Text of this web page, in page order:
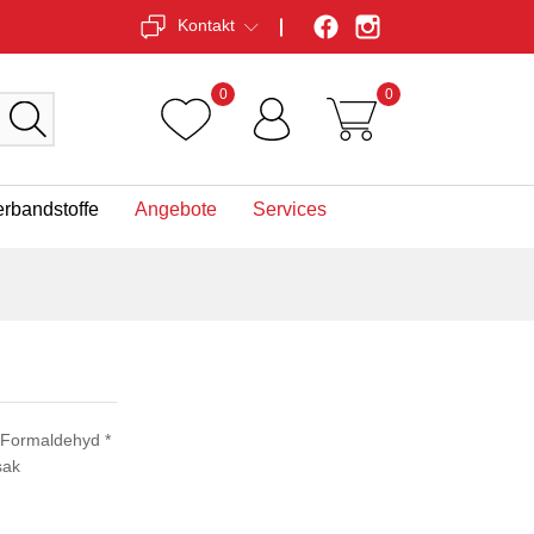
Kontakt
0 0
Angebote Services
*